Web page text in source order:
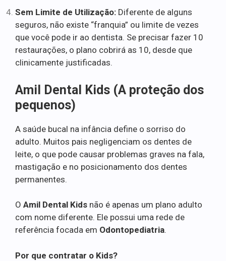
Sem Limite de Utilização: Diferente de alguns
seguros, não existe “franquia” ou limite de vezes
que você pode ir ao dentista. Se precisar fazer 10
restaurações, o plano cobrirá as 10, desde que
clinicamente justificadas.
Amil Dental Kids (A proteção dos
pequenos)
A saúde bucal na infância define o sorriso do
adulto. Muitos pais negligenciam os dentes de
leite, o que pode causar problemas graves na fala,
mastigação e no posicionamento dos dentes
permanentes.
O Amil Dental Kids não é apenas um plano adulto
com nome diferente. Ele possui uma rede de
referência focada em Odontopediatria.
Por que contratar o Kids?